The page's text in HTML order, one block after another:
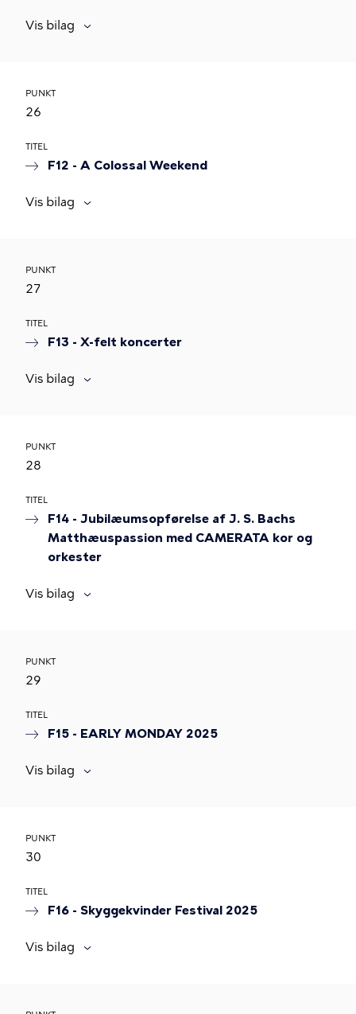
Vis bilag
PUNKT
26
TITEL
F12 - A Colossal Weekend
Vis bilag
PUNKT
27
TITEL
F13 - X-felt koncerter
Vis bilag
PUNKT
28
TITEL
F14 - Jubilæumsopførelse af J. S. Bachs
Matthæuspassion med CAMERATA kor og
orkester
Vis bilag
PUNKT
29
TITEL
F15 - EARLY MONDAY 2025
Vis bilag
PUNKT
30
TITEL
F16 - Skyggekvinder Festival 2025
Vis bilag